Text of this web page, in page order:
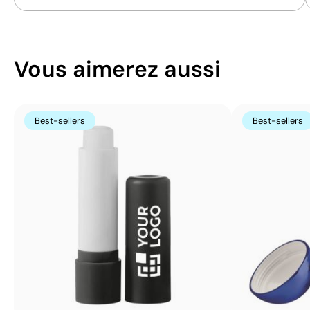
Vous aimerez aussi
Best-sellers Best-sellers